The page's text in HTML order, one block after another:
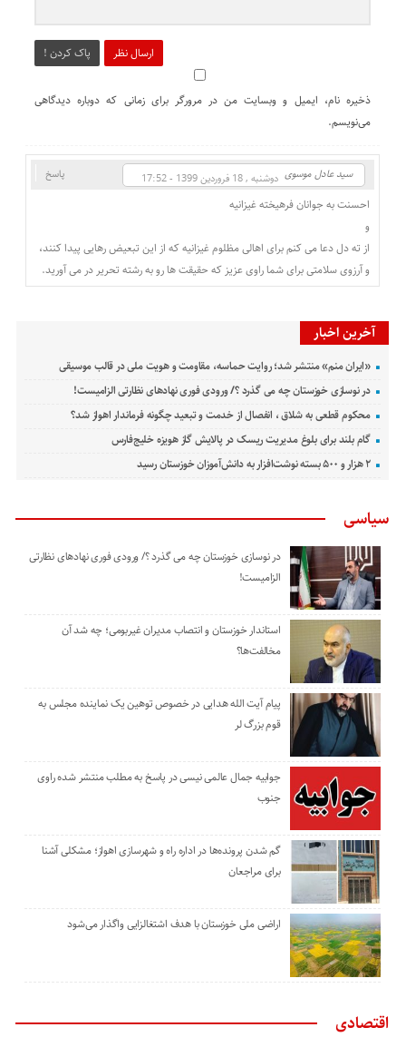
ارسال نظر پاک کردن !
ذخیره نام، ایمیل و وبسایت من در مرورگر برای زمانی که دوباره دیدگاهی
می‌نویسم.
سید عادل موسوی دوشنبه , 18 فروردین 1399 - 17:52 پاسخ
احسنت به جوانان فرهیخته غیزانیه
و
از ته دل دعا می کنم برای اهالی مظلوم غیزانیه که از این تبعیض رهایی پیدا کنند،
و آرزوی سلامتی برای شما راوی عزیز که حقیقت ها رو به رشته تحریر در می آورید.
آخرین اخبار
«ایران منم» منتشر شد؛ روایت حماسه، مقاومت و هویت ملی در قالب موسیقی
در نوسازی خوزستان چه می گذرد ؟/ ورودی فوری نهادهای نظارتی الزامیست!
محکوم قطعی به شلاق ، انفصال از خدمت و تبعید چگونه فرماندار اهواز شد؟
گام بلند برای بلوغ مدیریت ریسک در پالایش گاز هویزه خلیج‌فارس
۲ هزار و ۵۰۰ بسته نوشت‌افزار به دانش‌آموزان خوزستان رسید
سیاسی
در نوسازی خوزستان چه می گذرد ؟/ ورودی فوری نهادهای نظارتی
الزامیست!
استاندار خوزستان و انتصاب مدیران غیربومی؛ چه شد آن
مخالفت‌ها؟
پیام آیت الله هدایی در خصوص توهین یک نماینده مجلس به
قوم بزرگ لر
جوابیه جمال عالمی نیسی در پاسخ به مطلب منتشر شده راوی
جنوب
گم شدن پرونده‌ها در اداره راه و شهرسازی اهواز؛ مشکلی آشنا
برای مراجعان
اراضی ملی خوزستان با هدف اشتغالزایی واگذار می‌شود
اقتصادی